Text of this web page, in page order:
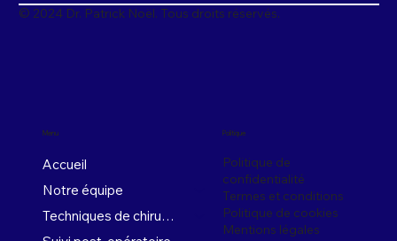
votre opération. Une fois votre intervention planifiée, il
Menu
Accueil
Notre équipe
Politique
Politique de
confidentialité
Termes et conditions